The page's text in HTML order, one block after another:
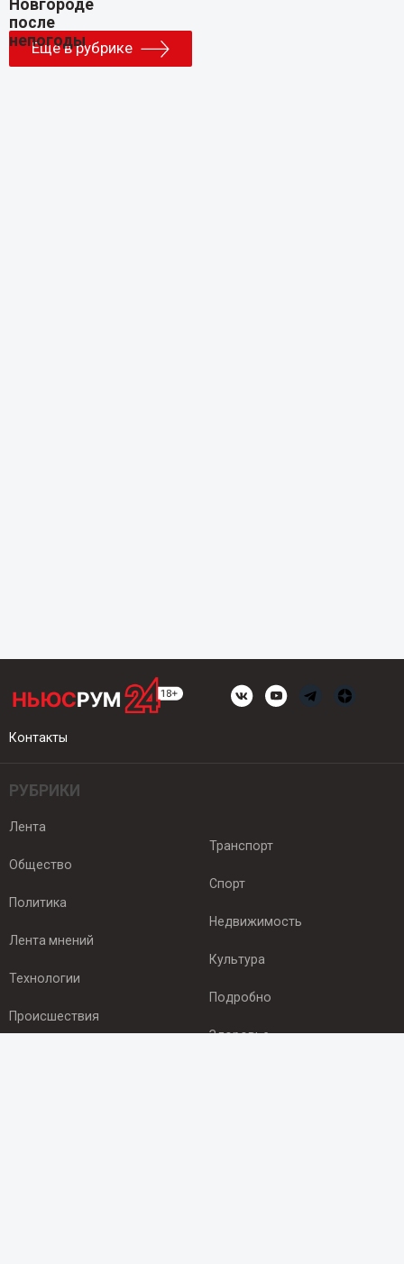
Еще в рубрике
Контакты
РУБРИКИ
Лента
Общество
Политика
Лента мнений
Технологии
Происшествия
Транспорт
Спорт
Недвижимость
Культура
Подробно
Здоровье